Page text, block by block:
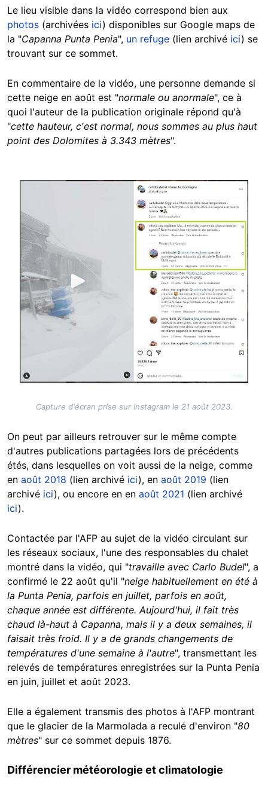
Le lieu visible dans la vidéo correspond bien aux
photos (archivées ici) disponibles sur Google maps de
la "Capanna Punta Penia", un refuge (lien archivé ici) se
trouvant sur ce sommet.
En commentaire de la vidéo, une personne demande si
cette neige en août est "normale ou anormale", ce à
quoi l'auteur de la publication originale répond qu'à
"cette hauteur, c'est normal, nous sommes au plus haut
point des Dolomites à 3.343 mètres".
Capture d'écran prise sur Instagram le 21 août 2023.
On peut par ailleurs retrouver sur le même compte
d'autres publications partagées lors de précédents
étés, dans lesquelles on voit aussi de la neige, comme
en août 2018 (lien archivé ici), en août 2019 (lien
archivé ici), ou encore en en août 2021 (lien archivé
ici).
Contactée par l'AFP au sujet de la vidéo circulant sur
les réseaux sociaux, l'une des responsables du chalet
montré dans la vidéo, qui "travaille avec Carlo Budel", a
confirmé le 22 août qu'il "neige habituellement en été à
la Punta Penia, parfois en juillet, parfois en août,
chaque année est différente. Aujourd'hui, il fait très
chaud là-haut à Capanna, mais il y a deux semaines, il
faisait très froid. Il y a de grands changements de
températures d'une semaine à l'autre", transmettant les
relevés de températures enregistrées sur la Punta Penia
en juin, juillet et août 2023.
Elle a également transmis des photos à l'AFP montrant
que le glacier de la Marmolada a reculé d'environ "80
mètres" sur ce sommet depuis 1876.
Différencier météorologie et climatologie